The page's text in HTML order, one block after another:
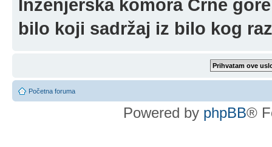
Inženjerska komora Crne
bilo koji sadržaj iz bilo kog
Početna foruma
Powered by phpBB®